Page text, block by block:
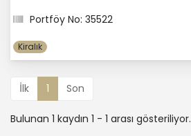
Portföy No: 35522
Kiralık
İlk 1 Son
Bulunan 1 kaydın 1 - 1 arası gösteriliyor.